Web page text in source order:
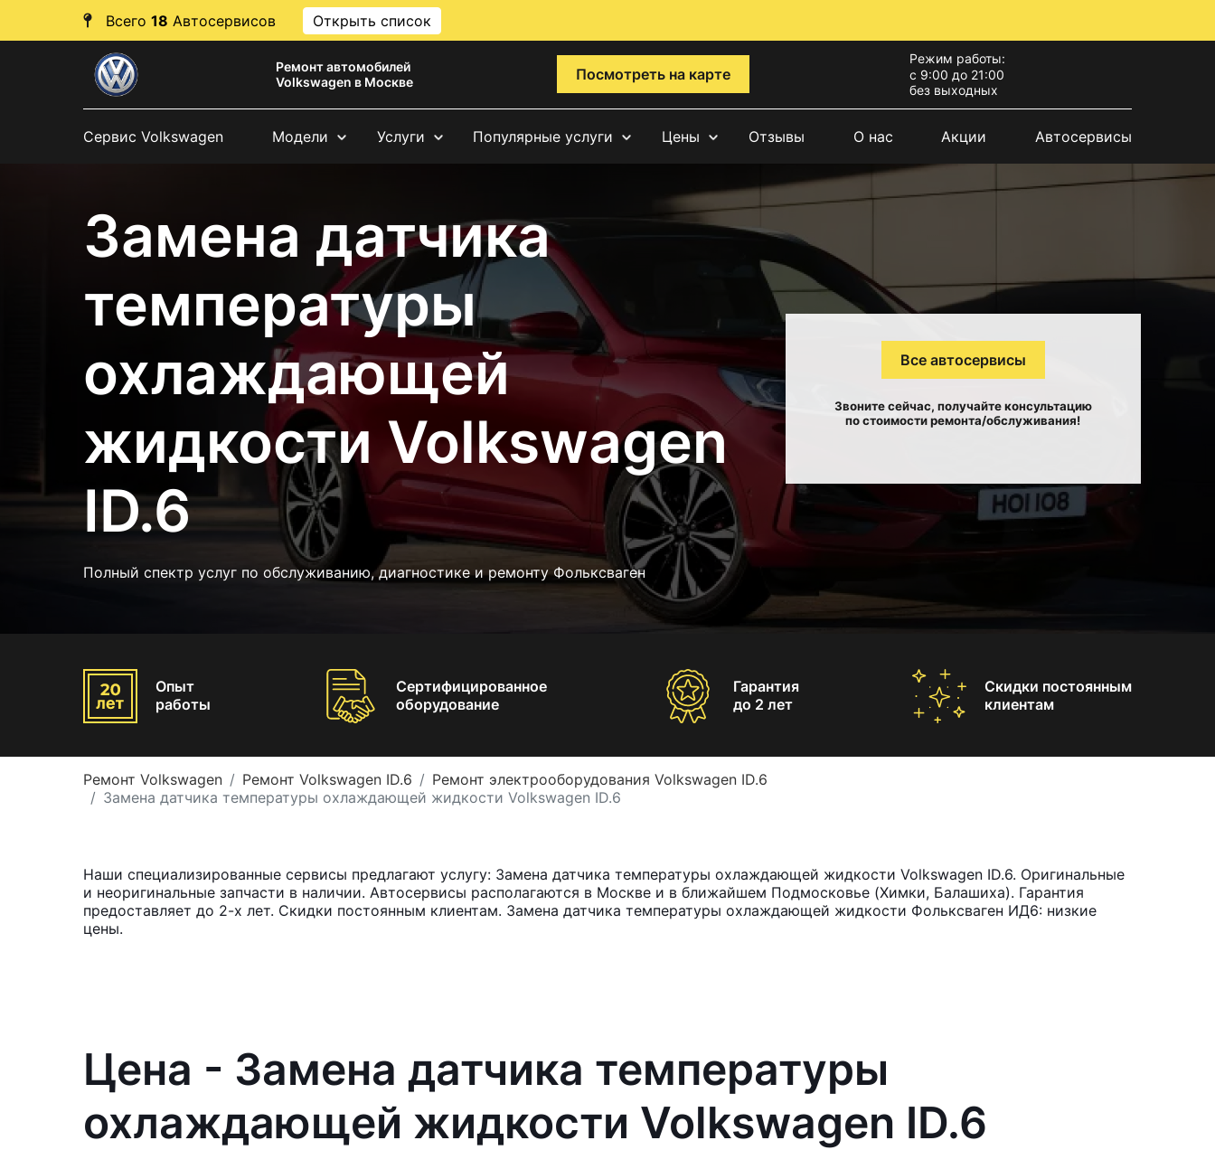
Всего 18 Автосервисов Открыть список
Ремонт автомобилей
Volkswagen в Москве
Посмотреть на карте
Режим работы:
с 9:00 до 21:00
без выходных
Сервис Volkswagen Модели Услуги Популярные услуги Цены Отзывы О нас Акции Автосервисы
Замена датчика
температуры
охлаждающей
жидкости Volkswagen
ID.6
Полный спектр услуг по обслуживанию, диагностике и ремонту Фольксваген
Все автосервисы
Звоните сейчас, получайте консультацию
по стоимости ремонта/обслуживания!
Опыт
работы
Сертифицированное
оборудование
Гарантия
до 2 лет
Скидки постоянным
клиентам
Ремонт Volkswagen Ремонт Volkswagen ID.6
Ремонт электрооборудования Volkswagen ID.6
Замена датчика температуры охлаждающей жидкости Volkswagen ID.6
Наши специализированные сервисы предлагают услугу: Замена датчика температуры охлаждающей жидкости Volkswagen ID.6. Оригинальные
и неоригинальные запчасти в наличии. Автосервисы располагаются в Москве и в ближайшем Подмосковье (Химки, Балашиха). Гарантия
предоставляет до 2-х лет. Скидки постоянным клиентам. Замена датчика температуры охлаждающей жидкости Фольксваген ИД6: низкие
цены.
Цена - Замена датчика температуры
охлаждающей жидкости Volkswagen ID.6